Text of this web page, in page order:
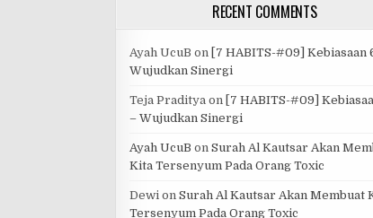
RECENT COMMENTS
Ayah UcuB on [7 HABITS-#09] Kebiasaan
Wujudkan Sinergi
Teja Praditya on [7 HABITS-#09]
– Wujudkan Sinergi
Ayah UcuB onSurah Al Kautsar Akan
Kita Tersenyum Pada Orang Toxic
Dewi onSurah Al Kautsar Akan Membuat
Tersenyum Pada Orang Toxic